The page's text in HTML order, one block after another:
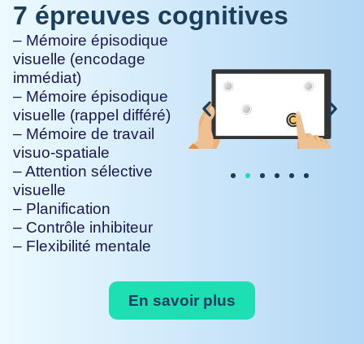
7 épreuves cognitives
– Mémoire épisodique
visuelle (encodage
immédiat)
– Mémoire épisodique
visuelle (rappel différé)
– Mémoire de travail
visuo-spatiale
– Attention sélective
visuelle
– Planification
– Contrôle inhibiteur
– Flexibilité mentale
En savoir plus